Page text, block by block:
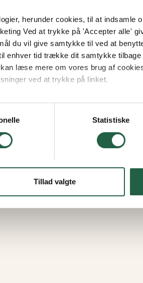
herunder cookies, til at indsamle
Ved at trykke på 'Accepter alle'
du vil give samtykke til ved at
enhver tid trække dit samtykke
læse mere om vores brug af
ved at trykke på linket.
personlige oplysninger
Statistiske
Tillad valgte